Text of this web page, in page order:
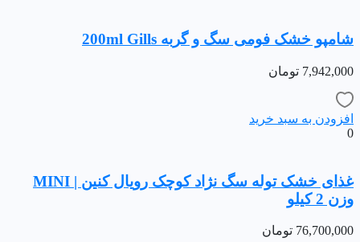
شامپو خشک فومی سگ و گربه 200ml Gills
7,942,000 تومان
افزودن به سبد خرید
0
غذای خشک توله سگ نژاد کوچک رویال کنین | MINI
وزن 2 کیلو
76,700,000 تومان